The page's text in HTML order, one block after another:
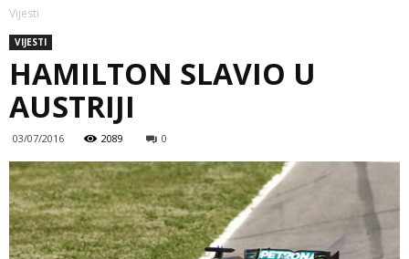
Vijesti
VIJESTI
HAMILTON SLAVIO U
AUSTRIJI
03/07/2016 2089 0